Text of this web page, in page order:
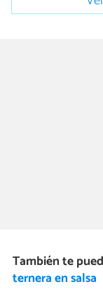
También te
ternera en salsa